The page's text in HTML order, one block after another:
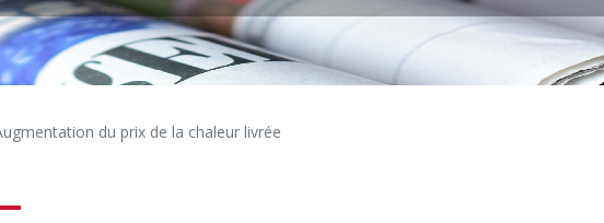
du prix de la chaleur livrée